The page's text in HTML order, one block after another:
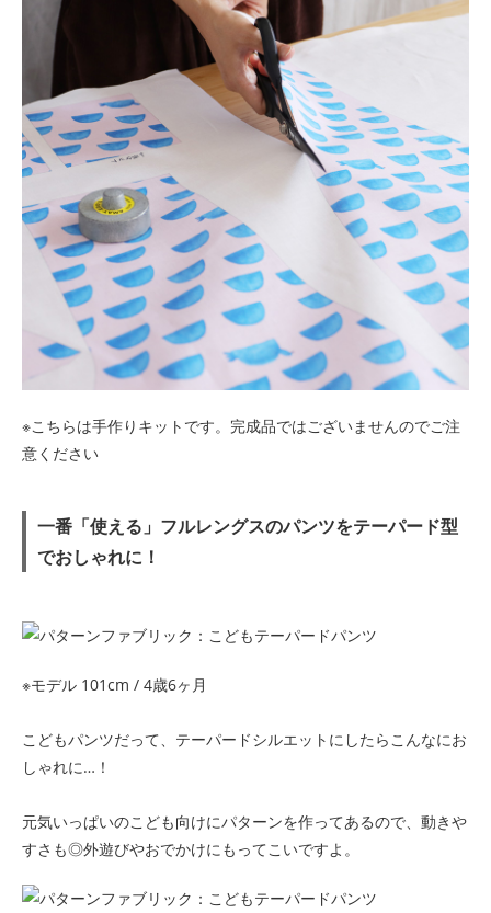
※こちらは手作りキットです。完成品ではございませんのでご注
意ください
一番「使える」フルレングスのパンツをテーパード型
でおしゃれに！
※モデル 101cm / 4歳6ヶ月
こどもパンツだって、テーパードシルエットにしたらこんなにお
しゃれに…！
元気いっぱいのこども向けにパターンを作ってあるので、動きや
すさも◎外遊びやおでかけにもってこいですよ。